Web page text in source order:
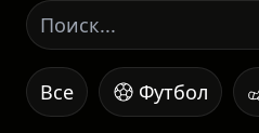
Все Футбол